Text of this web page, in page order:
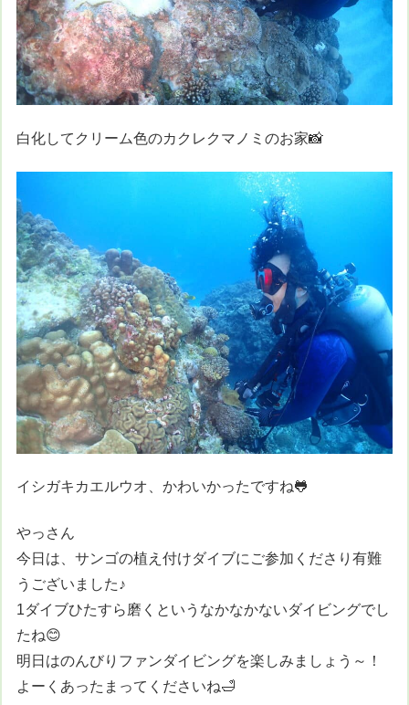
白化してクリーム色のカクレクマノミのお家📸
イシガキカエルウオ、かわいかったですね🐸
やっさん
今日は、サンゴの植え付けダイブにご参加くださり有難
うございました♪
1ダイブひたすら磨くというなかなかないダイビングでし
たね😊
明日はのんびりファンダイビングを楽しみましょう～！
よーくあったまってくださいね🛁